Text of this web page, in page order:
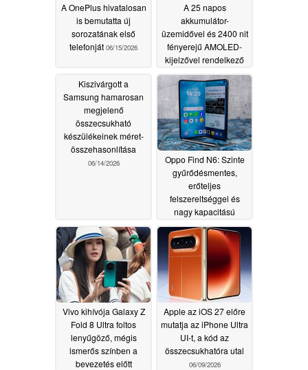
A OnePlus hivatalosan
is bemutatta új
sorozatának első
telefonját 06/15/2026
A 25 napos
akkumulátor-
üzemidővel és 2400 nit
fényerejű AMOLED-
kijelzővel rendelkező
Vivo Watch GT 2
hamarosan megjelenik
Európában06/15/2026
Kiszivárgott a
Samsung hamarosan
megjelenő
összecsukható
készülékeinek méret-
összehasonlítása
06/14/2026
Oppo Find N6: Szinte
gyűrődésmentes,
erőteljes
felszereltséggel és
nagy kapacitású
akkumulátorral
06/12/2026
Vivo kihívója Galaxy Z
Fold 8 Ultra foltos
lenyűgöző, mégis
ismerős színben a
bevezetés előtt
Apple az iOS 27 előre
mutatja az iPhone Ultra
UI-t, a kód az
összecsukhatóra utal
06/09/2026